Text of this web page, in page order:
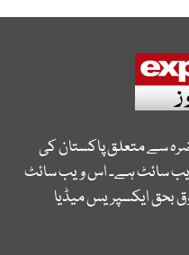
سے متعلق پاکستان کی
سائٹ ہے۔ اس ویب سائٹ
بحق ایکسپریس میڈیا